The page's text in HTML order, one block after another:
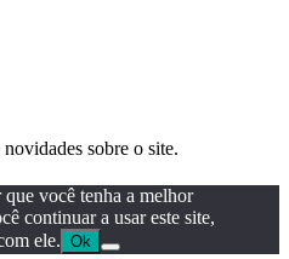
sobre o site.
você tenha a melhor
continuar a usar este site,
ele. Ok